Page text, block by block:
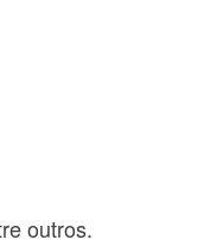
outros.